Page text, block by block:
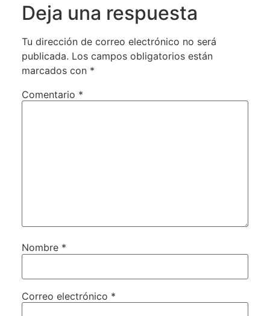
Deja una respuesta
Tu dirección de correo electrónico no será
publicada. Los campos obligatorios están
marcados con *
Comentario *
Nombre *
Correo electrónico *